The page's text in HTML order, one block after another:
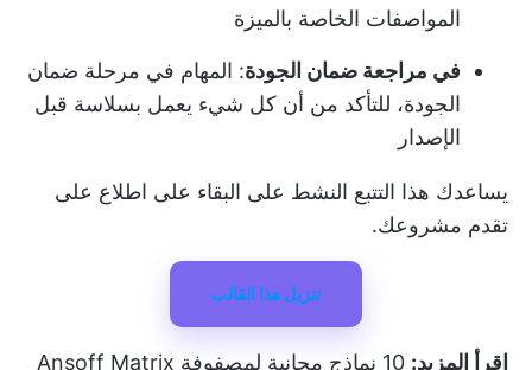
المواصفات الخاصة بالميزة
في مراجعة ضمان الجودة: المهام في مرحلة ضمان
الجودة، للتأكد من أن كل شيء يعمل بسلاسة قبل
الإصدار
يساعدك هذا التتبع النشط على البقاء على اطلاع على
تقدم مشروعك.
تنزيل هذا القالب
اقرأ المزيد: 10 نماذج مجانية لمصفوفة Ansoff Matrix